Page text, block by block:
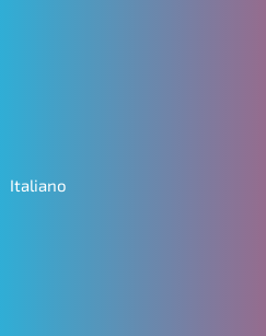
Italiano